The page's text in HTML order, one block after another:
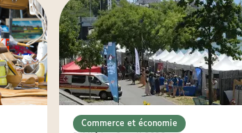
Commerce et économie